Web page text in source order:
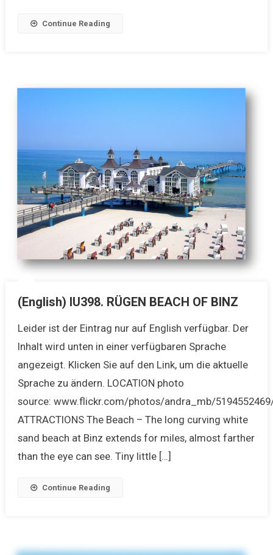
Continue Reading
(English) IU398. RÜGEN BEACH OF BINZ
Leider ist der Eintrag nur auf English verfügbar. Der
Inhalt wird unten in einer verfügbaren Sprache
angezeigt. Klicken Sie auf den Link, um die aktuelle
Sprache zu ändern. LOCATION photo
source: www.flickr.com/photos/andra_mb/
ATTRACTIONS The Beach – The long curving white
sand beach at Binz extends for miles, almost farther
than the eye can see. Tiny little […]
Continue Reading